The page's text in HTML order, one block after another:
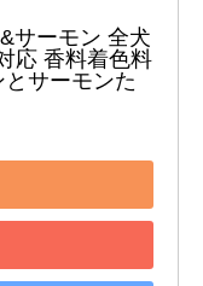
サーモン 全犬
応 香料着色料
サーモンた